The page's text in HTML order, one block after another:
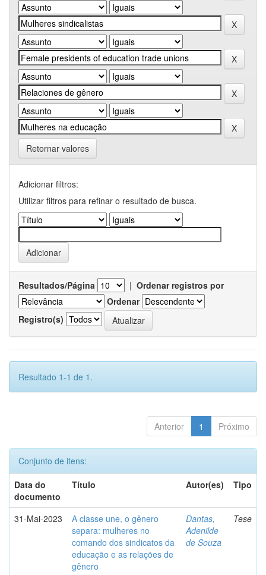
Retornar valores
Adicionar filtros:
Utilizar filtros para refinar o resultado de busca.
Resultados/Página | Ordenar registros por
Ordenar
Registro(s)
Resultado 1-1 de 1.
Anterior 1 Próximo
Conjunto de itens:
Data do
documento
Título Autor(es) Tipo
31-Mai-2023
A classe une, o gênero
separa: mulheres no
comando dos sindicatos da
educação e as relações de
gênero
Dantas,
Adenilde
de Souza
Tese